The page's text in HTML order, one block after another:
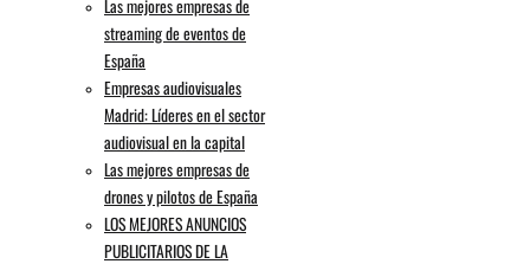
Las mejores empresas de
streaming de eventos de
España
Empresas audiovisuales
Madrid: Líderes en el sector
audiovisual en la capital
Las mejores empresas de
drones y pilotos de España
LOS MEJORES ANUNCIOS
PUBLICITARIOS DE LA